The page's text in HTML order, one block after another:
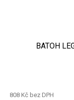
BATOH
808 Kč bez DPH